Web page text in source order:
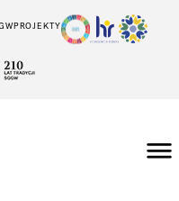
PROJEKTY